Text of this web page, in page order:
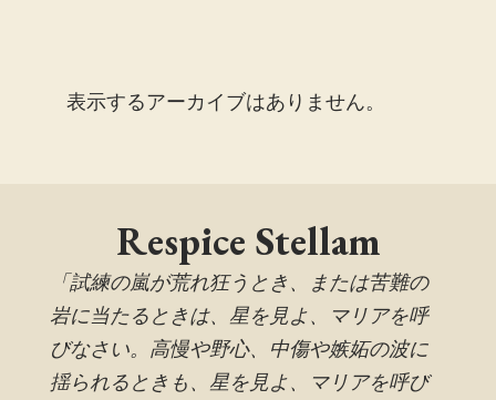
表示するアーカイブはありません。
Respice Stellam
「試練の嵐が荒れ狂うとき、または苦難の
岩に当たるときは、星を見よ、マリアを呼
びなさい。高慢や野心、中傷や嫉妬の波に
揺られるときも、星を見よ、マリアを呼び